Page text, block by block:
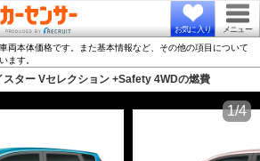
お気に入り メニュー
両本体価格です。また基本情報など、その他の項目について
ます。
スター Vセレクション +Safety 4WDの燃費
1/4